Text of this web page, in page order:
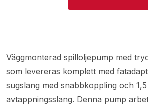
Väggmonterad spilloljepump med
som levereras komplett med
sugslang med snabbkoppling och
avtappningsslang. Denna pump